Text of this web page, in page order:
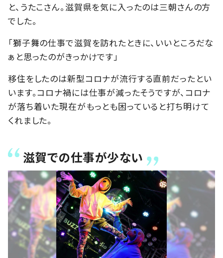
と、うたこさん。滋賀県を気に入ったのは三朝さんの方
でした。
「獅子舞の仕事で滋賀を訪れたときに、いいところだな
ぁと思ったのがきっかけです」
移住をしたのは新型コロナが流行する直前だったとい
います。コロナ禍には仕事が減ったそうですが、コロナ
が落ち着いた現在がもっとも困っていると打ち明けて
くれました。
滋賀での仕事が少ない